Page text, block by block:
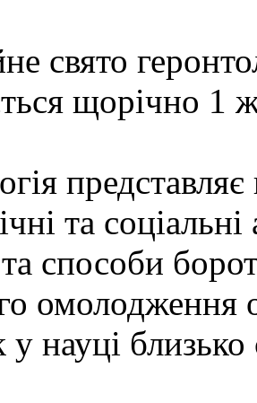
свято
щорічно 1
та
способи
омолодження
науці близько